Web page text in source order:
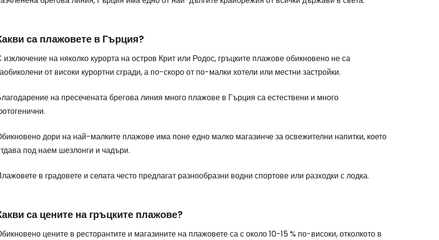
са плажовете в Гърция?
изключение на няколко курорта на остров Крит или Родос, гръцките плажове обикновено не са
от високи курортни сгради, а по-скоро от по-малки хотели или местни застройки.
на пресечената брегова линия много плажове в Гърция са естествени и много
дори на най-малките плажове има поне едно малко магазинче за освежителни напитки, което
под наем шезлонги и чадъри.
в градовете и селата често предлагат разнообразни водни спортове или разходки с лодка.
са цените на гръцките плажове?
цените в ресторантите и магазините на плажовете са с около 10-15 % по-високи, отколкото в